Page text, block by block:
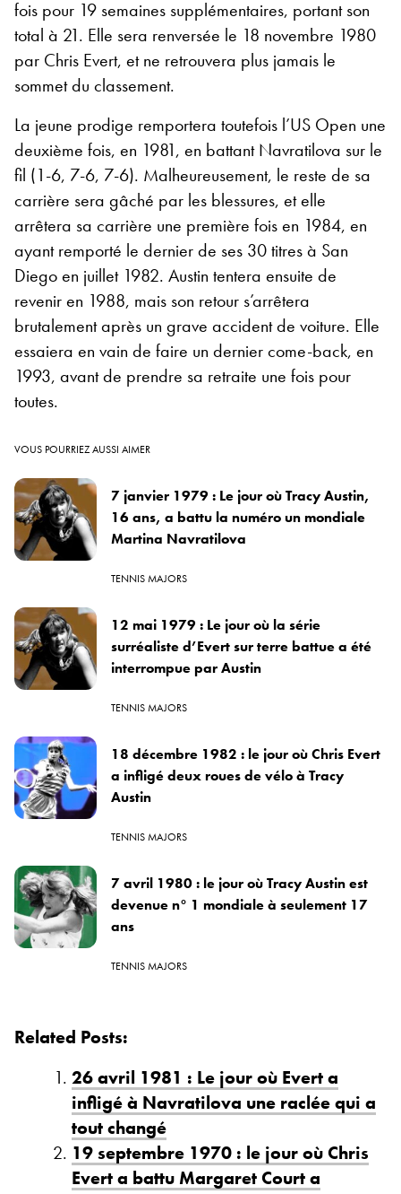
fois pour 19 semaines supplémentaires, portant son
total à 21. Elle sera renversée le 18 novembre 1980
par Chris Evert, et ne retrouvera plus jamais le
sommet du classement.
La jeune prodige remportera toutefois l’US Open une
deuxième fois, en 1981, en battant Navratilova sur le
fil (1-6, 7-6, 7-6). Malheureusement, le reste de sa
carrière sera gâché par les blessures, et elle
arrêtera sa carrière une première fois en 1984, en
ayant remporté le dernier de ses 30 titres à San
Diego en juillet 1982. Austin tentera ensuite de
revenir en 1988, mais son retour s’arrêtera
brutalement après un grave accident de voiture. Elle
essaiera en vain de faire un dernier come-back, en
1993, avant de prendre sa retraite une fois pour
toutes.
VOUS POURRIEZ AUSSI AIMER
7 janvier 1979 : Le jour où Tracy Austin,
16 ans, a battu la numéro un mondiale
Martina Navratilova
TENNIS MAJORS
12 mai 1979 : Le jour où la série
surréaliste d’Evert sur terre battue a été
interrompue par Austin
TENNIS MAJORS
18 décembre 1982 : le jour où Chris Evert
a infligé deux roues de vélo à Tracy
Austin
TENNIS MAJORS
7 avril 1980 : le jour où Tracy Austin est
devenue n° 1 mondiale à seulement 17
ans
TENNIS MAJORS
Related Posts:
26 avril 1981 : Le jour où Evert a
infligé à Navratilova une raclée qui a
tout changé
19 septembre 1970 : le jour où Chris
Evert a battu Margaret Court a